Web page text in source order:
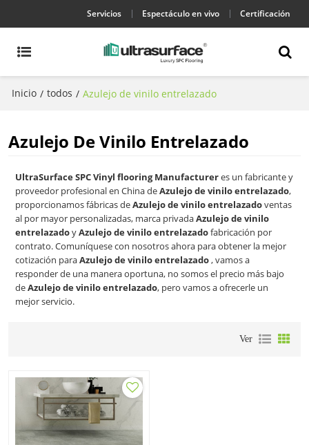
Servicios Espectáculo en vivo Certificación
Inicio / todos / Azulejo de vinilo entrelazado
Azulejo De Vinilo Entrelazado
UltraSurface SPC Vinyl flooring Manufactureres un fabricante y
proveedor profesional en China deAzulejo de vinilo entrelazado,
proporcionamos fábricas deAzulejo de vinilo entrelazadoventas
al por mayor personalizadas, marca privadaAzulejo de vinilo
entrelazadoyAzulejo de vinilo entrelazadofabricación por
contrato. Comuníquese con nosotros ahora para obtener la mejor
cotización paraAzulejo de vinilo entrelazado, vamos a
responder de una manera oportuna, no somos el precio más bajo
deAzulejo de vinilo entrelazado, pero vamos a ofrecerle un
mejor servicio.
Ver